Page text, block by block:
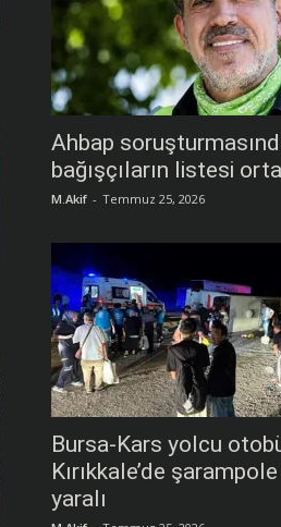
Ahbap
bağışçıların listesi
M.Akif - Temmuz 25, 2026
Bursa-Kars yolcu
Kırıkkale’de
yaralı